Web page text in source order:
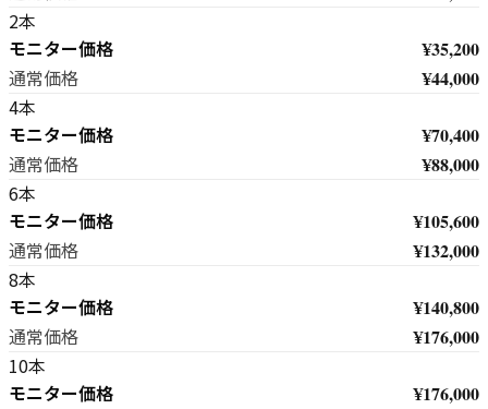
2本
モニター価格 ¥35,200
通常価格 ¥44,000
4本
モニター価格 ¥70,400
通常価格 ¥88,000
6本
モニター価格 ¥105,600
通常価格 ¥132,000
8本
モニター価格 ¥140,800
通常価格 ¥176,000
10本
モニター価格 ¥176,000